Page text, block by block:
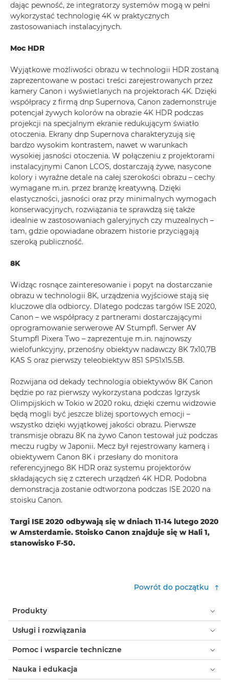
dając pewność, że integratorzy systemów mogą w pełni
wykorzystać technologię 4K w praktycznych
zastosowaniach instalacyjnych.
Moc HDR
Wyjątkowe możliwości obrazu w technologii HDR zostaną
zaprezentowane w postaci treści zarejestrowanych przez
kamery Canon i wyświetlanych na projektorach 4K. Dzięki
współpracy z firmą dnp Supernova, Canon zademonstruje
potencjał żywych kolorów na obrazie 4K HDR podczas
projekcji na specjalnym ekranie redukującym światło
otoczenia. Ekrany dnp Supernova charakteryzują się
bardzo wysokim kontrastem, nawet w warunkach
wysokiej jasności otoczenia. W połączeniu z projektorami
instalacyjnymi Canon LCOS, dostarczają żywe, nasycone
kolory i wyraźne detale na całej szerokości obrazu – cechy
wymagane m.in. przez branżę kreatywną. Dzięki
elastyczności, jasności oraz przy minimalnych wymogach
konserwacyjnych, rozwiązania te sprawdzą się także
idealnie w zastosowaniach galeryjnych czy muzealnych –
tam, gdzie opowiadane obrazem historie przyciągają
szeroką publiczność.
8K
Widząc rosnące zainteresowanie i popyt na dostarczanie
obrazu w technologii 8K, urządzenia wyjściowe stają się
kluczowe dla odbiorcy. Dlatego podczas targów ISE 2020,
Canon – we współpracy z partnerami dostarczającymi
oprogramowanie serwerowe AV Stumpfl. Serwer AV
Stumpfl Pixera Two – zaprezentuje m.in. najnowszy
wielofunkcyjny, przenośny obiektyw nadawczy 8K 7x10,7B
KAS S oraz pierwszy teleobiektyw 851 SP51x15.5B.
Rozwijana od dekady technologia obiektywów 8K Canon
będzie po raz pierwszy wykorzystana podczas Igrzysk
Olimpijskich w Tokio w 2020 roku, dzięki czemu widzowie
będą mogli być jeszcze bliżej sportowych emocji –
wszystko dzięki wyjątkowej jakości obrazu. Pierwsze
transmisje obrazu 8K na żywo Canon testował już podczas
meczu rugby w Japonii. Mecz był rejestrowany kamerą i
obiektywem Canon 8K i przesłany do monitora
referencyjnego 8K HDR oraz systemu projektorów
składających się z czterech urządzeń 4K HDR. Podobna
demonstracja zostanie odtworzona podczas ISE 2020 na
stoisku Canon.
Targi ISE 2020 odbywają się w dniach 11-14 lutego 2020
w Amsterdamie. Stoisko Canon znajduje się w Hali 1,
stanowisko F-50.
Powrót do początku
Produkty
Usługi i rozwiązania
Pomoc i wsparcie techniczne
Nauka i edukacja